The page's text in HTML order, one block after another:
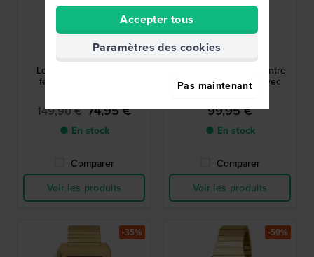
Esprit
ES1L182M1025
Lorella 28 mm Montre
femme bicolore avec
149,90 € 74,95 €
● En stock
Comparer
Voir les produits
Cluse
CW0101201009
Boho Chic 38 mm Montre
pour femme en or avec
bracelet en maille
99,95 €
● En stock
Comparer
Voir les produits
-35% -50%
Accepter tous
Paramètres des cookies
Pas maintenant